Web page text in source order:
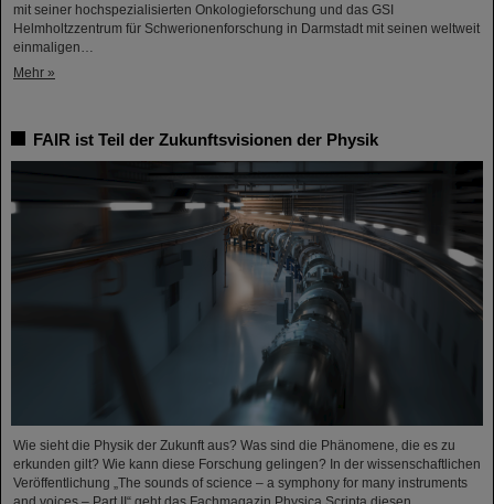
mit seiner hochspezialisierten Onkologieforschung und das GSI
Helmholtzzentrum für Schwerionenforschung in Darmstadt mit seinen weltweit
einmaligen…
Mehr »
FAIR ist Teil der Zukunftsvisionen der Physik
Wie sieht die Physik der Zukunft aus? Was sind die Phänomene, die es zu
erkunden gilt? Wie kann diese Forschung gelingen? In der wissenschaftlichen
Veröffentlichung „The sounds of science – a symphony for many instruments